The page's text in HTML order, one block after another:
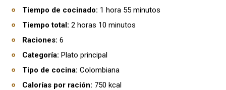
Tiempo de cocinado: 1 hora 55 minutos
Tiempo total: 2 horas 10 minutos
Raciones: 6
Categoría: Plato principal
Tipo de cocina: Colombiana
Calorías por ración: 750 kcal